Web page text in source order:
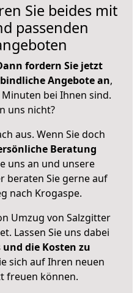
Sie beides mit
passenden
fordern Sie jetzt
Angebote an,
bei Ihnen sind.
uns nicht?
aus. Wenn Sie doch
Beratung
uns an und unsere
beraten Sie gerne auf
nach Krogaspe.
Umzug von Salzgitter
Lassen Sie uns dabei
und die Kosten zu
sich auf Ihren neuen
freuen können.